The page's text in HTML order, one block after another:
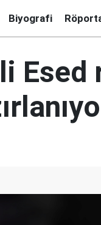
Biyografi
Esed